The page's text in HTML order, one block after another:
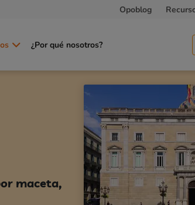
Opoblog
¿Por qué nosotros?
maceta,